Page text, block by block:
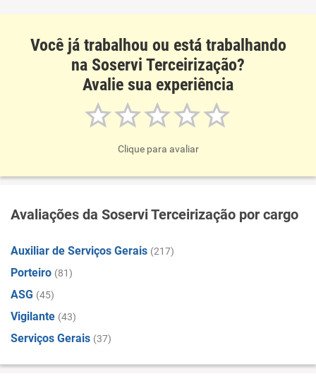
Você já trabalhou ou está trabalhando
na Soservi Terceirização?
Avalie sua experiência
Clique para avaliar
Avaliações da Soservi Terceirização por cargo
Auxiliar de Serviços Gerais (217)
Porteiro (81)
ASG (45)
Vigilante (43)
Serviços Gerais (37)